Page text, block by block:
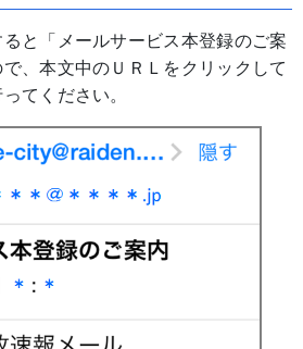
と「メールサービス本登録のご案
、本文中のＵＲＬをクリックして
てください。